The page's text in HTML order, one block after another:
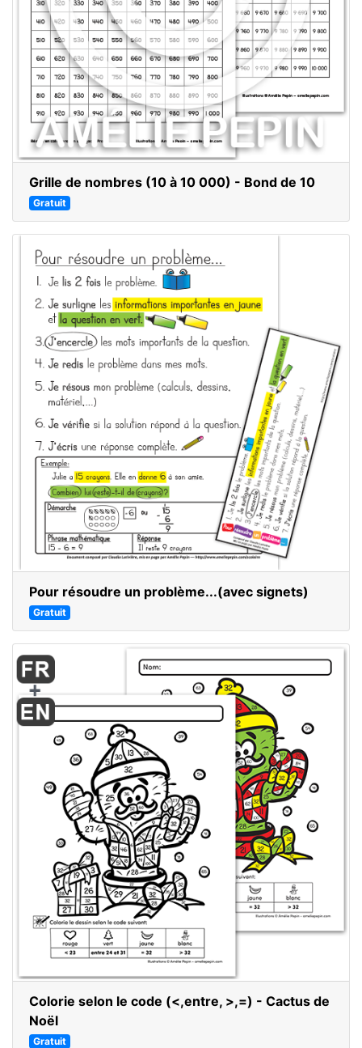
Grille de nombres (10 à 10 000) - Bond de 10
Gratuit
Pour résoudre un problème...(avec signets)
Gratuit
Colorie selon le code (<,entre, >,=) - Cactus de
Noël
Gratuit